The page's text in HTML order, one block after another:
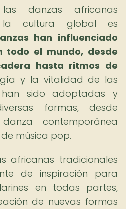
danzas africanas
la cultura global es
han influenciado
todo el mundo, desde
hasta ritmos de
y la vitalidad de las
sido adoptadas y
formas, desde
contemporánea
música pop.
africanas tradicionales
de inspiración para
en todas partes,
de nuevas formas